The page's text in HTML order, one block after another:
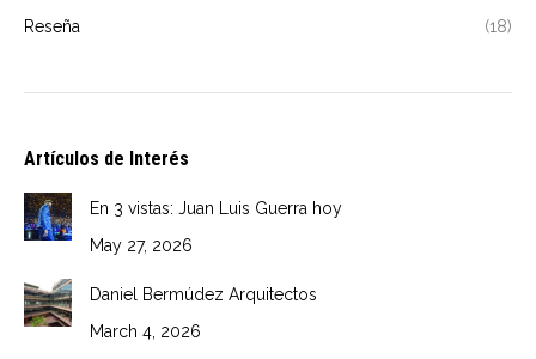
Reseña
(18)
Artículos de Interés
En 3 vistas: Juan Luis Guerra hoy
May 27, 2026
Daniel Bermúdez Arquitectos
March 4, 2026